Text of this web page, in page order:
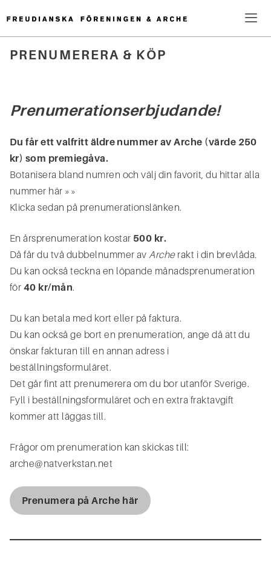
till
innehåll
PRENUMERERA & KÖP
Prenumerationserbjudande!
Du får ett valfritt äldre nummer av Arche (värde 250
kr) som premiegåva.
Botanisera bland numren och välj din favorit,du hittar alla
nummer här »»
Klicka sedan på prenumerationslänken.
En årsprenumeration kostar 500 kr.
Då får du två dubbelnummer avArcherakt i din brevlåda.
Du kan också teckna en löpande månadsprenumeration
för 40 kr/mån.
Du kan betala med kort eller på faktura.
Du kan också ge bort en prenumeration, ange då att du
önskar fakturan till en annan adress i
beställningsformuläret.
Det går fint att prenumerera om du bor utanför Sverige.
Fyll i beställningsformuläret och en extra fraktavgift
kommer att läggas till.
Frågor om prenumeration kan skickas till:
arche@natverkstan.net
Prenumera på Arche här